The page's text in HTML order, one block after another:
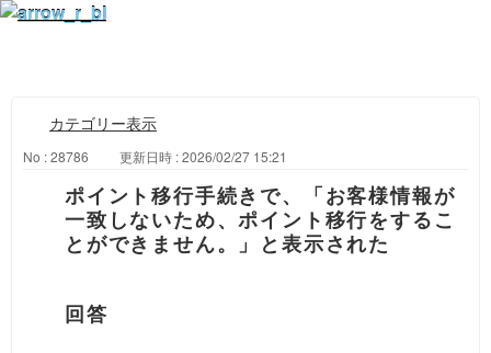
カテゴリー表示
No : 28786 更新日時 : 2026/02/27 15:21
ポイント移行手続きで、「お客様情報が
一致しないため、ポイント移行をするこ
とができません。」と表示された